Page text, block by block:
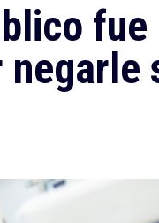
fue
negarle